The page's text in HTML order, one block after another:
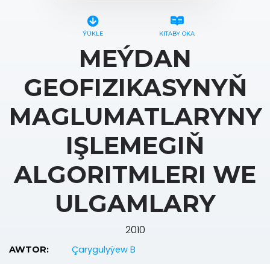
ÝÜKLE KITABY OKA
MEÝDAN
GEOFIZIKASYNYŇ
MAGLUMATLARYNY
IŞLEMEGIŇ
ALGORITMLERI WE
ULGAMLARY
2010
AWTOR: Çarygulyýew B